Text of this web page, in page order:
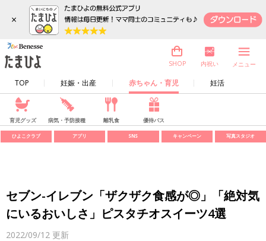
×
TOP 妊娠・出産 赤ちゃん・育児 妊活
SHOP 内祝い メニュー
育児グッズ 病気・予防接種 離乳食 優待パス
ひよこクラブ アプリ SNS キャンペーン 写真スタジオ
セブン-イレブン「ザクザク食感が◎」「絶対気
にいるおいしさ」ピスタチオスイーツ4選
2022/09/12 更新